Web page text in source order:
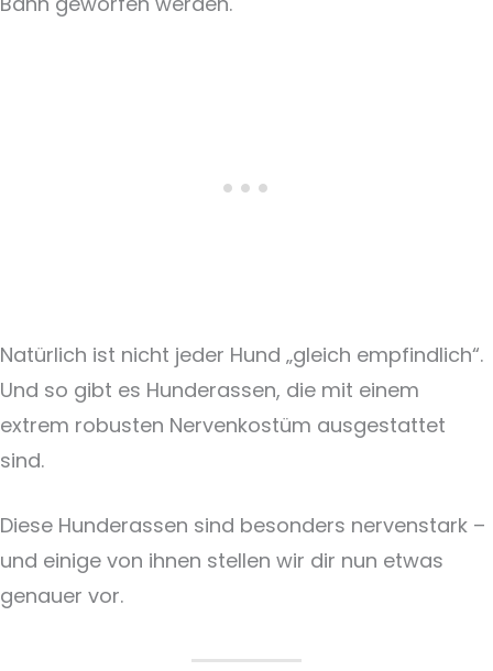
Natürlich ist nicht jeder Hund „gleich empfindlich“.
Und so gibt es Hunderassen, die mit einem
extrem robusten Nervenkostüm ausgestattet
sind.
Diese Hunderassen sind besonders nervenstark –
und einige von ihnen stellen wir dir nun etwas
genauer vor.